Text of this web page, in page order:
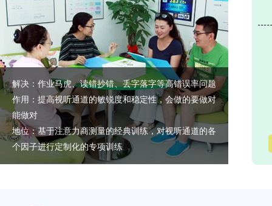
解决：作业马虎、读错抄错、丢字落字等高错误率问题
作用：提高视听通道的敏锐度和稳定性，会做的要做对
能做对
地位：基于注意力商测量的经典训练，对视听通道的各
个因子进行定制化的专项训练